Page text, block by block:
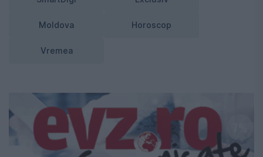
Moldova Horoscop
Vremea